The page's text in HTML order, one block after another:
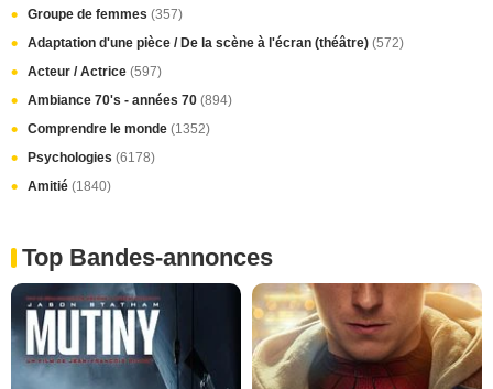
Groupe de femmes (357)
Adaptation d'une pièce / De la scène à l'écran (théâtre) (572)
Acteur / Actrice (597)
Ambiance 70's - années 70 (894)
Comprendre le monde (1352)
Psychologies (6178)
Amitié (1840)
Top Bandes-annonces